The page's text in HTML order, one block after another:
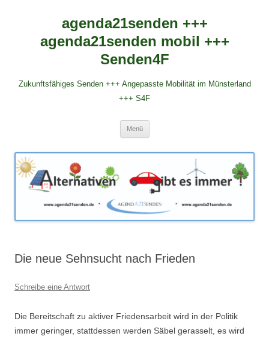
agenda21senden +++
agenda21senden mobil +++
Senden4F
Zukunftsfähiges Senden +++ Angepasste Mobilität im Münsterland
+++ S4F
Menü
Die neue Sehnsucht nach Frieden
Schreibe eine Antwort
Die Bereitschaft zu aktiver Friedensarbeit wird in der Politik
immer geringer, stattdessen werden Säbel gerasselt, es wird